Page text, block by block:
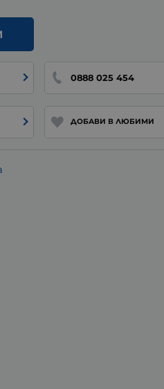
0888 025 454
ДОБАВИ В ЛЮБИМИ